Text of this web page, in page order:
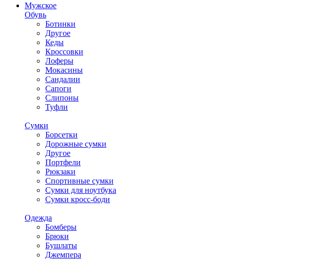
Мужское
Обувь
Ботинки
Другое
Кеды
Кроссовки
Лоферы
Мокасины
Сандалии
Сапоги
Слипоны
Туфли
Сумки
Борсетки
Дорожные сумки
Другое
Портфели
Рюкзаки
Спортивные сумки
Сумки для ноутбука
Сумки кросс-боди
Одежда
Бомберы
Брюки
Бушлаты
Джемпера